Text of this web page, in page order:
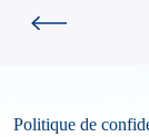
Politique de